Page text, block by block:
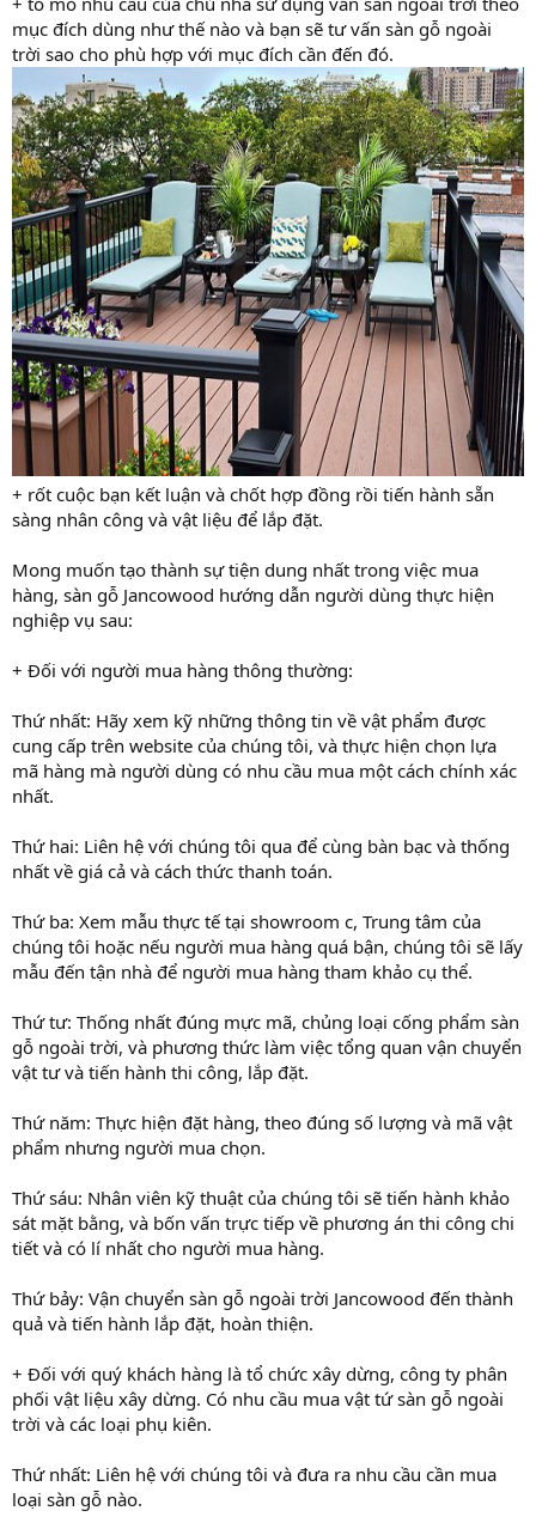
mục đích dùng như thế nào và bạn sẽ tư vấn sàn gỗ ngoài
trời sao cho phù hợp với mục đích cần đến đó.
+ rốt cuộc bạn kết luận và chốt hợp đồng rồi tiến hành sẵn
sàng nhân công và vật liệu để lắp đặt.
Mong muốn tạo thành sự tiện dung nhất trong việc mua
hàng, sàn gỗ Jancowood hướng dẫn người dùng thực hiện
nghiệp vụ sau:
+ Đối với người mua hàng thông thường:
Thứ nhất: Hãy xem kỹ những thông tin về vật phẩm được
cung cấp trên website của chúng tôi, và thực hiện chọn lựa
mã hàng mà người dùng có nhu cầu mua một cách chính xác
nhất.
Thứ hai: Liên hệ với chúng tôi qua để cùng bàn bạc và thống
nhất về giá cả và cách thức thanh toán.
Thứ ba: Xem mẫu thực tế tại showroom c, Trung tâm của
chúng tôi hoặc nếu người mua hàng quá bận, chúng tôi sẽ lấy
mẫu đến tận nhà để người mua hàng tham khảo cụ thể.
Thứ tư: Thống nhất đúng mực mã, chủng loại cống phẩm sàn
gỗ ngoài trời, và phương thức làm việc tổng quan vận chuyển
vật tư và tiến hành thi công, lắp đặt.
Thứ năm: Thực hiện đặt hàng, theo đúng số lượng và mã vật
phẩm nhưng người mua chọn.
Thứ sáu: Nhân viên kỹ thuật của chúng tôi sẽ tiến hành khảo
sát mặt bằng, và bốn vấn trực tiếp về phương án thi công chi
tiết và có lí nhất cho người mua hàng.
Thứ bảy: Vận chuyển sàn gỗ ngoài trời Jancowood đến thành
quả và tiến hành lắp đặt, hoàn thiện.
+ Đối với quý khách hàng là tổ chức xây dừng, công ty phân
phối vật liệu xây dừng. Có nhu cầu mua vật tứ sàn gỗ ngoài
trời và các loại phụ kiên.
Thứ nhất: Liên hệ với chúng tôi và đưa ra nhu cầu cần mua
loại sàn gỗ nào.